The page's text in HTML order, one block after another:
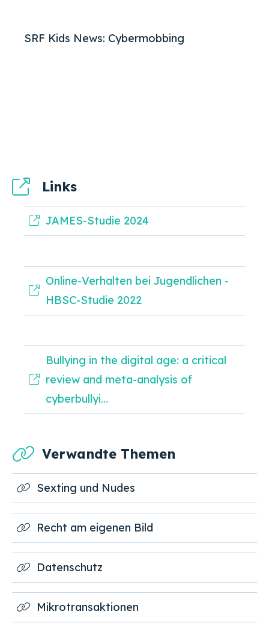
SRF Kids News: Cybermobbing
Links
JAMES-Studie 2024
Online-Verhalten bei Jugendlichen -
HBSC-Studie 2022
Bullying in the digital age: a critical
review and meta-analysis of
cyberbullyi…
Verwandte Themen
Sexting und Nudes
Recht am eigenen Bild
Datenschutz
Mikrotransaktionen